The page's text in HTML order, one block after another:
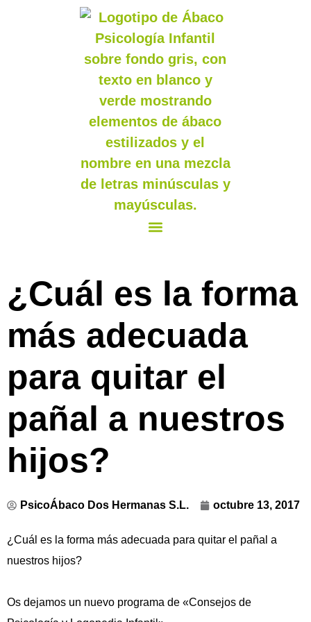
¿Cuál es la forma
más adecuada
para quitar el
pañal a nuestros
hijos?
PsicoÁbaco Dos Hermanas S.L. octubre 13, 2017
¿Cuál es la forma más adecuada para quitar el pañal a
nuestros hijos?
Os dejamos un nuevo programa de «Consejos de